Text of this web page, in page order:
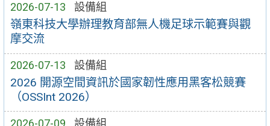
2026-07-13 設備組
嶺東科技大學辦理教育部無人機足球示範賽與觀
摩交流
2026-07-13 設備組
2026 開源空間資訊於國家韌性應用黑客松競賽
（OSSInt 2026）
2026-07-09 設備組